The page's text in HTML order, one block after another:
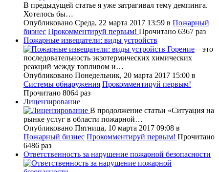
В предыдущей статье я уже затрагивал тему демпинга.
Хотелось бы…
Опубликовано Среда, 22 марта 2017 13:59 в Пожарный
бизнес Прокомментируй первым! Прочитано 6367 раз
Пожарные извещатели: виды устройств
Горение – это
последовательность экзотермических химических
реакций между топливом и…
Опубликовано Понедельник, 20 марта 2017 15:00 в
Системы обнаружения Прокомментируй первым!
Прочитано 8064 раз
Лицензирование
В продолжение статьи «Ситуация на
рынке услуг в области пожарной…
Опубликовано Пятница, 10 марта 2017 09:08 в
Пожарный бизнес Прокомментируй первым! Прочитано
6486 раз
Ответственность за нарушение пожарной безопасности